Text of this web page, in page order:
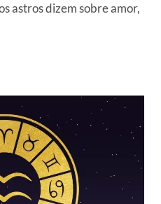
astros dizem sobre amor,